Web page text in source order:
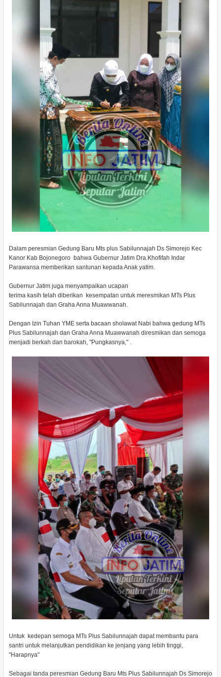
Dalam peresmian Gedung Baru Mts plus Sabilunnajah Ds Simorejo Kec
Kanor Kab Bojonegoro bahwa Gubernur Jatim Dra.Khofifah Indar
Parawansa memberikan santunan kepada Anak yatim.
Gubernur Jatim juga menyampaikan ucapan
terima kasih telah diberikan kesempatan untuk meresmikan MTs Plus
Sabilunnajah dan Graha Anna Muawwanah.
Dengan Izin Tuhan YME serta bacaan sholawat Nabi bahwa gedung MTs
Plus Sabilunnajah dan Graha Anna Muawwanah diresmikan dan semoga
menjadi berkah dan barokah, "Pungkasnya," .
Untuk kedepan semoga MTs Plus Sabilunnajah dapat membantu para
santri untuk melanjutkan pendidikan ke jenjang yang lebih tinggi,
"Harapnya"
Sebagai tanda peresmian Gedung Baru Mts Plus Sabilunnajah Ds Simorejo